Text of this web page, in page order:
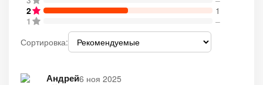
2
1
1
–
Сортировка:
Андрей6 ноя 2025